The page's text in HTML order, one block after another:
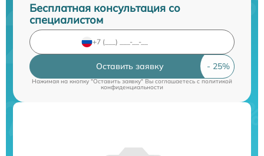
Бесплатная консультация со
специалистом
Оставить заявку
Нажимая на кнопку "Оставить заявку" Вы соглашаетесь cполитикой
конфиденциальности